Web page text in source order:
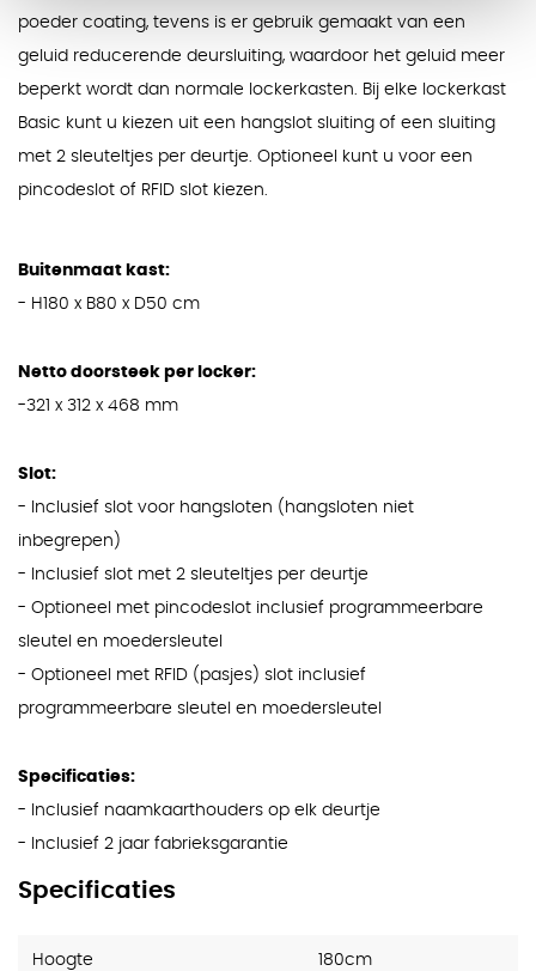
poeder coating, tevens is er gebruik gemaakt van een
geluid reducerende deursluiting, waardoor het geluid meer
beperkt wordt dan normale lockerkasten. Bij elke lockerkast
Basic kunt u kiezen uit een hangslot sluiting of een sluiting
met 2 sleuteltjes per deurtje. Optioneel kunt u voor een
pincodeslot of RFID slot kiezen.
Buitenmaat kast:
- H180 x B80 x D50 cm
Netto doorsteek per locker:
-321 x 312 x 468 mm
Slot:
- Inclusief slot voor hangsloten (hangsloten niet
inbegrepen)
- Inclusief slot met 2 sleuteltjes per deurtje
- Optioneel met pincodeslot inclusief programmeerbare
sleutel en moedersleutel
- Optioneel met RFID (pasjes) slot inclusief
programmeerbare sleutel en moedersleutel
Specificaties:
- Inclusief naamkaarthouders op elk deurtje
- Inclusief 2 jaar fabrieksgarantie
Specificaties
Hoogte 180cm